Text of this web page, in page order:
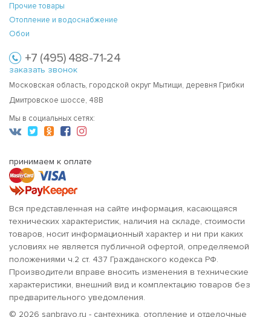
Прочие товары
Отопление и водоснабжение
Обои
+7 (495) 488-71-24
заказать звонок
Московская область, городской округ Мытищи, деревня Грибки
Дмитровское шоссе, 48В
Мы в социальных сетях:
принимаем к оплате
Вся представленная на сайте информация, касающаяся
технических характеристик, наличия на складе, стоимости
товаров, носит информационный характер и ни при каких
условиях не является публичной офертой, определяемой
положениями ч.2 ст. 437 Гражданского кодекса РФ.
Производители вправе вносить изменения в технические
характеристики, внешний вид и комплектацию товаров без
предварительного уведомления.
© 2026 sanbravo.ru - сантехника, отопление и отделочные